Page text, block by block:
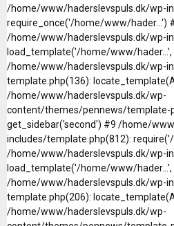
/home/www/haderslevspuls.dk/wp-
require_once('/home/www/hader...')
/home/www/haderslevspuls.dk/wp-
load_template('/home/www/
/home/www/haderslevspuls.dk/wp-
template.php(136):
/home/www/haderslevspuls.dk/wp-
content/themes/pennews/template-
get_sidebar('second') #9 /home/
includes/template.php(812):
/home/www/haderslevspuls.dk/wp-
load_template('/home/www/hader...',
/home/www/haderslevspuls.dk/wp-
template.php(206):
/home/www/haderslevspuls.dk/wp-